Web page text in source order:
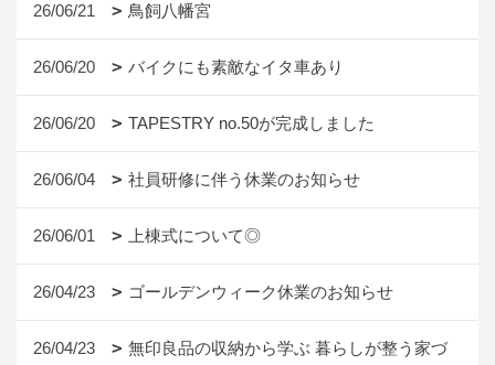
26/06/21 鳥飼八幡宮
26/06/20 バイクにも素敵なイタ車あり
26/06/20 TAPESTRY no.50が完成しました
26/06/04 社員研修に伴う休業のお知らせ
26/06/01 上棟式について◎
26/04/23 ゴールデンウィーク休業のお知らせ
26/04/23
無印良品の収納から学ぶ 暮らしが整う家づ